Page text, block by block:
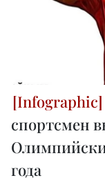
спортсмен
года